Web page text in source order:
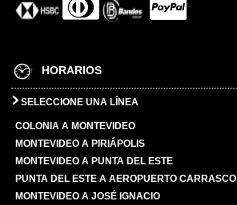
HORARIOS
SELECCIONE UNA LÍNEA
COLONIA A MONTEVIDEO
MONTEVIDEO A PIRIÁPOLIS
MONTEVIDEO A PUNTA DEL ESTE
PUNTA DEL ESTE A AEROPUERTO CARRASCO
MONTEVIDEO A JOSÉ IGNACIO